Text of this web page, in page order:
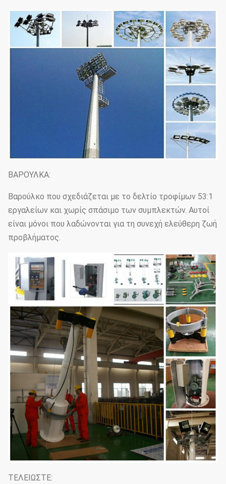
ΒΑΡΟΥΛΚΑ:
Βαρούλκο που σχεδιάζεται με το δελτίο τροφίμων 53:1
εργαλείων και χωρίς σπάσιμο των συμπλεκτών. Αυτοί
είναι μόνοι που λαδώνονται για τη συνεχή ελεύθερη ζωή
προβλήματος.
ΤΕΛΕΙΩΣΤΕ: